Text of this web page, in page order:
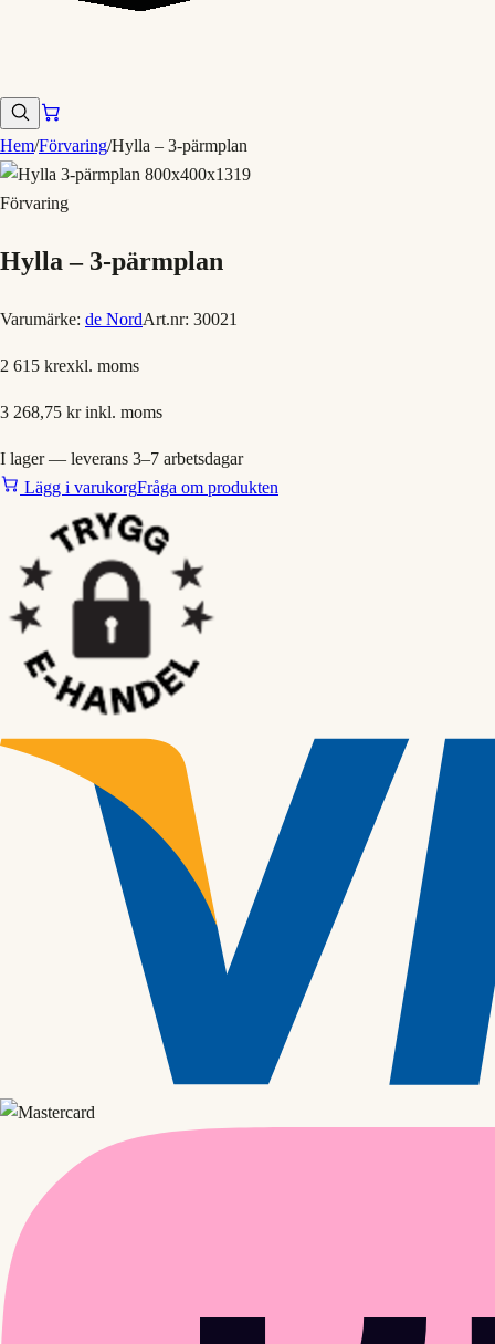
Hem/Förvaring/Hylla – 3-pärmplan
Förvaring
Hylla – 3-pärmplan
Varumärke: de NordArt.nr: 30021
2 615 krexkl. moms
3 268,75 krinkl. moms
I lager — leverans 3–7 arbetsdagar
Lägg i varukorgFråga om produkten